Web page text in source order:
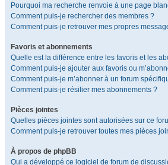
Pourquoi ma recherche renvoie à une page
Comment puis-je rechercher des membres ?
Comment puis-je retrouver mes propres
Favoris et abonnements
Quelle est la différence entre les favoris et les
Comment puis-je ajouter aux favoris ou
Comment puis-je m’abonner à un forum
Comment puis-je résilier mes abonnements ?
Pièces jointes
Quelles pièces jointes sont autorisées sur ce
Comment puis-je retrouver toutes mes pièces
À propos de phpBB
Qui a développé ce logiciel de forum de